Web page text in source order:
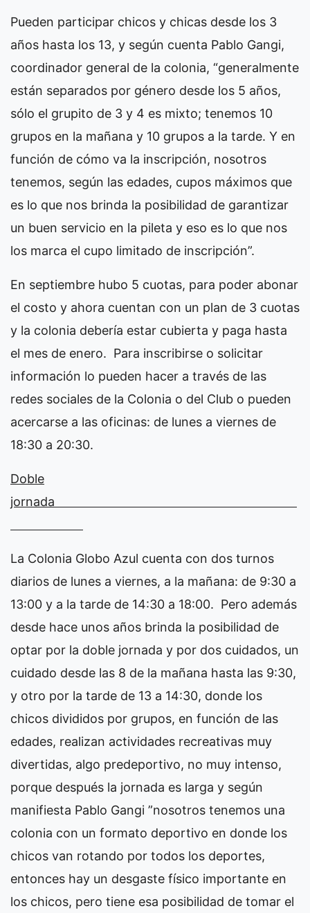
Pueden participar chicos y chicas desde los 3
años hasta los 13, y según cuenta Pablo Gangi,
coordinador general de la colonia, “generalmente
están separados por género desde los 5 años,
sólo el grupito de 3 y 4 es mixto; tenemos 10
grupos en la mañana y 10 grupos a la tarde. Y en
función de cómo va la inscripción, nosotros
tenemos, según las edades, cupos máximos que
es lo que nos brinda la posibilidad de garantizar
un buen servicio en la pileta y eso es lo que nos
los marca el cupo limitado de inscripción”.
En septiembre hubo 5 cuotas, para poder abonar
el costo y ahora cuentan con un plan de 3 cuotas
y la colonia debería estar cubierta y paga hasta
el mes de enero. Para inscribirse o solicitar
información lo pueden hacer a través de las
redes sociales de la Colonia o del Club o pueden
acercarse a las oficinas: de lunes a viernes de
18:30 a 20:30.
Doble
jornada
La Colonia Globo Azul cuenta con dos turnos
diarios de lunes a viernes, a la mañana: de 9:30 a
13:00 y a la tarde de 14:30 a 18:00. Pero además
desde hace unos años brinda la posibilidad de
optar por la doble jornada y por dos cuidados, un
cuidado desde las 8 de la mañana hasta las 9:30,
y otro por la tarde de 13 a 14:30, donde los
chicos divididos por grupos, en función de las
edades, realizan actividades recreativas muy
divertidas, algo predeportivo, no muy intenso,
porque después la jornada es larga y según
manifiesta Pablo Gangi ”nosotros tenemos una
colonia con un formato deportivo en donde los
chicos van rotando por todos los deportes,
entonces hay un desgaste físico importante en
los chicos, pero tiene esa posibilidad de tomar el